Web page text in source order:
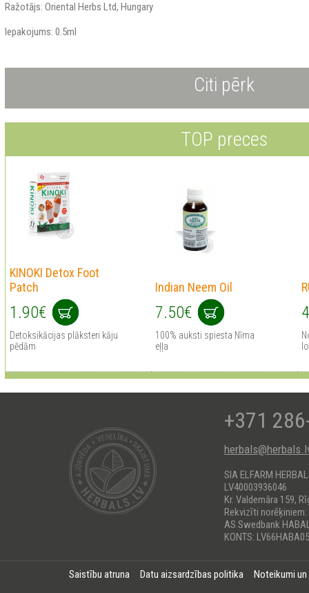
Ražotājs: Oriental Herbs Ltd, Hungary
Iepakojums: 0.5ml
Citi pērk
TOP preces
KINOKI Detox Foot
Patch
1.90€
Detoksikācijas plāksteri kāju
pēdām
Indian Neem Oil
7.50€
100% auksti spiesta Nīma
eļļa
+371
SIA ELFARM
LV40003936046
Kr. Valdemāra 159,
Rekvizīti norēķiniem:
AS Swedbank
KONTS:
Saistību atruna Datu aizsardzības politika Noteikumi